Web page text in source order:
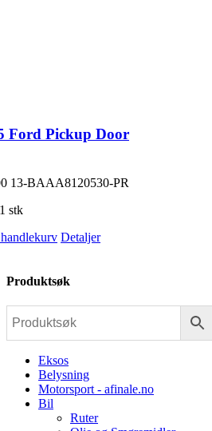
Ford Pickup Door
13-BAAA8120530-PR
stk
Detaljer
Produktsøk
Eksos
Belysning
Motorsport - afinale.no
Bil
Ruter